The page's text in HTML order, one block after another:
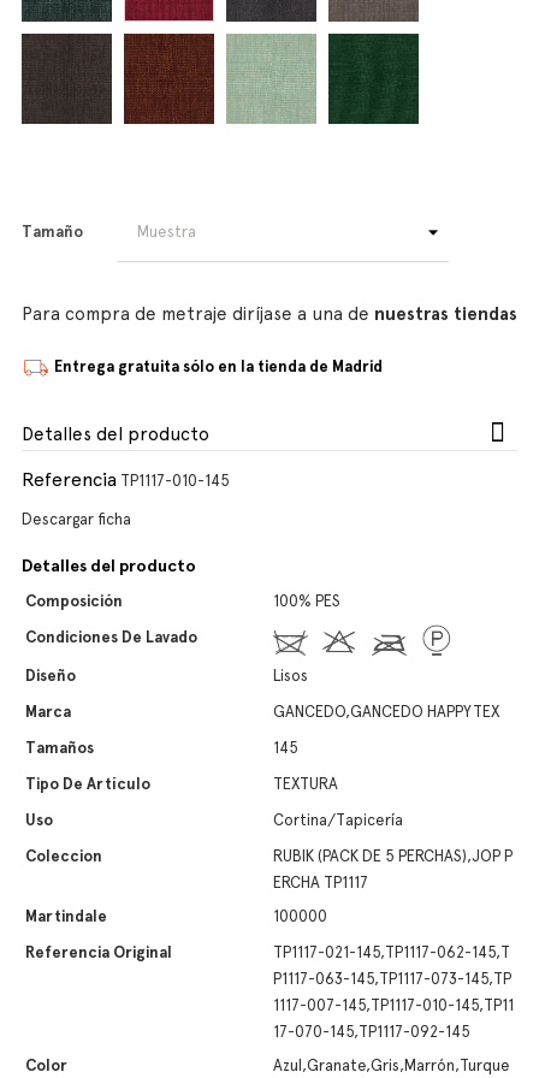
Tamaño
Para compra de metraje diríjase a una de nuestras tiendas
Entrega gratuita sólo en la tienda de Madrid
Detalles del producto
Referencia TP1117-010-145
Descargar ficha
Detalles del producto
Composición
100% PES
Condiciones De Lavado
Diseño
Lisos
Marca
GANCEDO,GANCEDO HAPPYTEX
Tamaños
145
Tipo De Artículo
TEXTURA
Uso
Cortina/Tapicería
Coleccion
RUBIK (PACK DE 5 PERCHAS),JOP P
ERCHA TP1117
Martindale
100000
Referencia Original
TP1117-021-145,TP1117-062-145,T
P1117-063-145,TP1117-073-145,TP
1117-007-145,TP1117-010-145,TP11
17-070-145,TP1117-092-145
Color
Azul,Granate,Gris,Marrón,Turque